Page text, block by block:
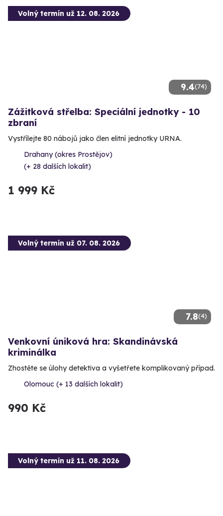
9.4(74)
Volný termín už 12. 08. 2026
Zážitková střelba: Speciální jednotky - 10
zbraní
Vystřílejte 80 nábojů jako člen elitní jednotky URNA.
Drahany (okres Prostějov)
(+ 28 dalších lokalit)
1 999 Kč
7.8(4)
Volný termín už 07. 08. 2026
Venkovní úniková hra: Skandinávská
kriminálka
Zhostěte se úlohy detektiva a vyšetřete komplikovaný případ.
Olomouc (+ 13 dalších lokalit)
990 Kč
Volný termín už 11. 08. 2026